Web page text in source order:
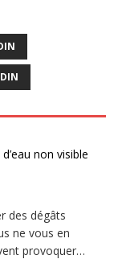
non visible
des dégâts
ne vous en
provoquer…